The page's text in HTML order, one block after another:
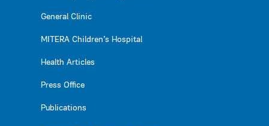
General Clinic
MITERA Children’s Hospital
Health Articles
Press Office
Publications